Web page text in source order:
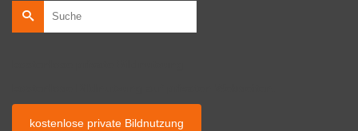
Suche
nach:
kostenlose private Bildnutzung